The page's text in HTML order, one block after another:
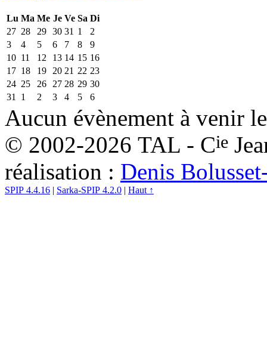
Lu Ma Me Je Ve Sa Di
27 28 29 30 31 1
2
3
4 5 6 7 8
9
10 11 12 13 14 15 16
17 18 19 20 21 22 23
24 25 26 27 28 29 30
31
1 2 3 4 5 6
Aucun évènement à venir
© 2002-2026 TAL - Cie
réalisation : Denis
SPIP 4.4.16 | Sarka-SPIP 4.2.0 | Haut ↑